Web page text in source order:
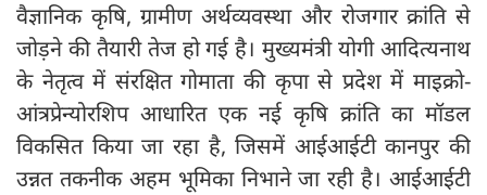
वैज्ञानिक कृषि, ग्रामीण अर्थव्यवस्था और रोजगार क्रांति से
जोड़ने की तैयारी तेज हो गई है। मुख्यमंत्री योगी आदित्यनाथ
के नेतृत्व में संरक्षित गोमाता की कृपा से प्रदेश में माइक्रो-
आंत्रप्रेन्योरशिप आधारित एक नई कृषि क्रांति का मॉडल
विकसित किया जा रहा है, जिसमें आईआईटी कानपुर की
उन्नत तकनीक अहम भूमिका निभाने जा रही है। आईआईटी